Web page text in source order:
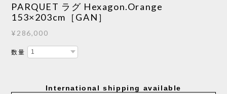
PARQUET ラグ Hexagon.Orange
153×203cm［GAN］
¥286,000
数量
International shipping available